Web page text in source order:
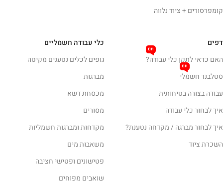
קומפרסורים + ציוד נלווה
כלי עבודה חשמליים
גופים לכלים נטענים מקיטה
מברגות
מכסחת דשא
מסורים
מקדחות ומברגות חשמליות
משאבות מים
פטישונים ופטישי חציבה
שואבים מפוחים
דפים
האם כדאי לתקן כלי עבודה?
חם
סטלבנד חשמלי
חם
עבודה בצורה בטיחותית
איך לבחור כלי עבודה
איך לבחור מברגה / מקדחה נטענת?
השכרת ציוד